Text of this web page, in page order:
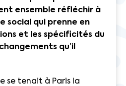
ensemble réfléchir à
social qui prenne en
et les spécificités du
qu’il
se tenait à Paris la